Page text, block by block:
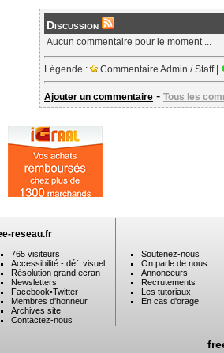
Discussion
Aucun commentaire pour le moment ...
Légende : Commentaire Admin / Staff |
Ajouter un commentaire - Tous les
reseau.fr
765 visiteurs
Accessibilité - déf. visuel
Résolution grand ecran
Newsletters
Facebook•Twitter
Membres d'honneur
Archives site
Contactez-nous
Soutenez-nous
On parle de nous
Annonceurs
Recrutements
Les tutoriaux
En cas d'orage